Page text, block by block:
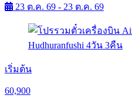
23 ต.ค. 69 - 23 ต.ค. 69
เริ่มต้น
60,900